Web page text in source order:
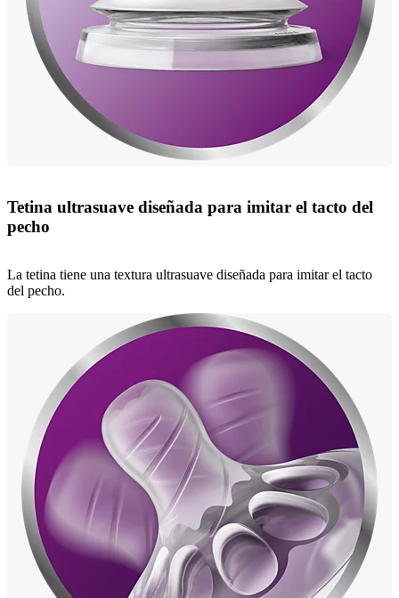
Tetina ultrasuave diseñada para imitar el tacto del
pecho
La tetina tiene una textura ultrasuave diseñada para imitar el tacto
del pecho.